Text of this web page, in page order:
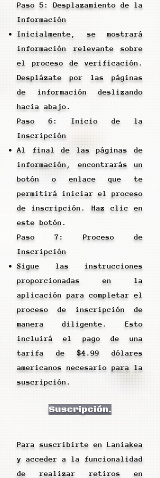
Paso 5: Desplazamiento de la
Información
Inicialmente, se mostrará
información relevante sobre
el proceso de verificación.
Desplázate por las páginas
de información deslizando
hacia abajo.
Paso 6: Inicio de la
Inscripción
Al final de las páginas de
información, encontrarás un
botón o enlace que te
permitirá iniciar el proceso
de inscripción. Haz clic en
este botón.
Paso 7: Proceso de
Inscripción
Sigue las instrucciones
proporcionadas en la
aplicación para completar el
proceso de inscripción de
manera diligente. Esto
incluirá el pago de una
tarifa de $4.99 dólares
americanos necesario para la
suscripción.
Suscripción.
Para suscribirte en Laniakea
y acceder a la funcionalidad
de realizar retiros en